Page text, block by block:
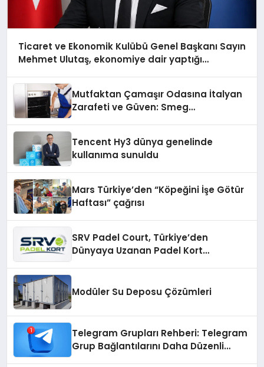
Ticaret ve Ekonomik Kulübü Genel Başkanı Sayın
Mehmet Ulutaş, ekonomiye dair yaptığı
Mutfaktan Çamaşır Odasına İtalyan
Zarafeti ve Güven: Smeg
Tencent Hy3 dünya genelinde
kullanıma sunuldu
Mars Türkiye’den “Köpeğini İşe Götür
Haftası” çağrısı
SRV Padel Court, Türkiye’den
Dünyaya Uzanan Padel Kort
Modüler Su Deposu Çözümleri
Telegram Grupları Rehberi: Telegram
Grup Bağlantılarını Daha Düzenli